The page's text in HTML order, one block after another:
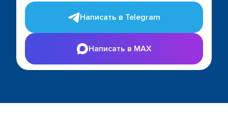
Написать в Telegram
Написать в MAX